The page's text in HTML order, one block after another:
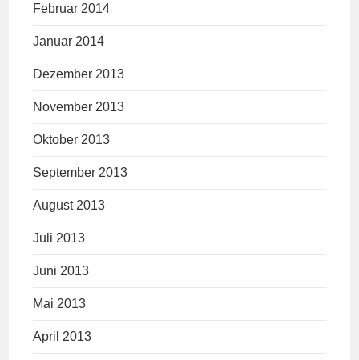
Februar 2014
Januar 2014
Dezember 2013
November 2013
Oktober 2013
September 2013
August 2013
Juli 2013
Juni 2013
Mai 2013
April 2013